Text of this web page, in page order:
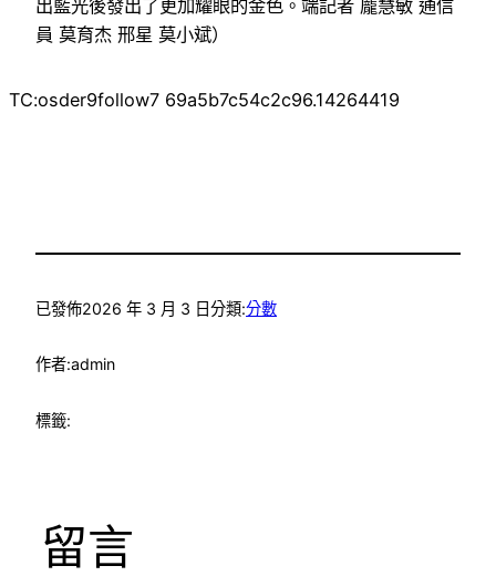
出藍光後發出了更加耀眼的金色。端記者 龐慧敏 通信
員 莫育杰 邢星 莫小斌）
TC:osder9follow7 69a5b7c54c2c96.14264419
已發佈2026 年 3 月 3 日分類:分數
作者:admin
標籤:
留言